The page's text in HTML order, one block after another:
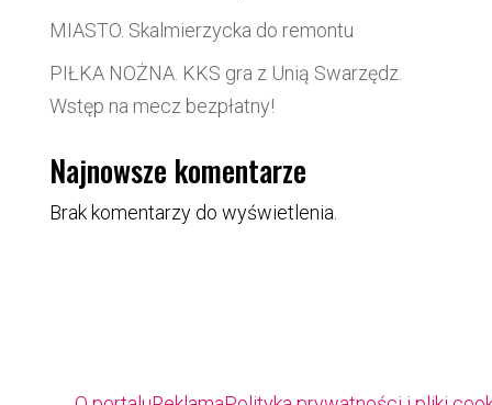
MIASTO. Skalmierzycka do remontu
PIŁKA NOŻNA. KKS gra z Unią Swarzędz.
Wstęp na mecz bezpłatny!
Najnowsze komentarze
Brak komentarzy do wyświetlenia.